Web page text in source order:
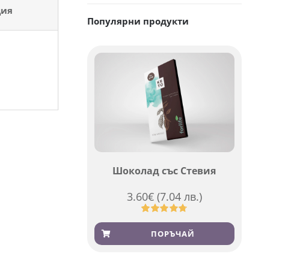
Популярни продукти
Шоколад със Стевия
3.60€ (7.04 лв.)
Оценен
4.79от 5,
185
ПОРЪЧАЙ